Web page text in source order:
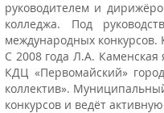
руководителем и
колледжа. Под
международных
С 2008 года Л.А.
КДЦ «Первомайский»
коллектив».
конкурсов и ведёт